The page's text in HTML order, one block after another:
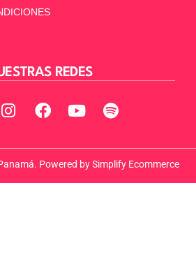
REDES
Powered by Simplify Ecommerce